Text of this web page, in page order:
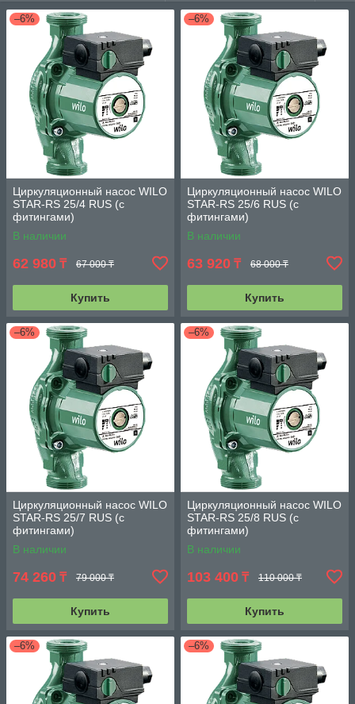
–6%
Циркуляционный насос WILO
STAR-RS 25/4 RUS (с
фитингами)
В наличии
62 980 ₸ 67 000 ₸
Купить
–6%
Циркуляционный насос WILO
STAR-RS 25/6 RUS (с
фитингами)
В наличии
63 920 ₸ 68 000 ₸
Купить
–6%
Циркуляционный насос WILO
STAR-RS 25/7 RUS (с
фитингами)
В наличии
74 260 ₸ 79 000 ₸
Купить
–6%
Циркуляционный насос WILO
STAR-RS 25/8 RUS (с
фитингами)
В наличии
103 400 ₸ 110 000 ₸
Купить
–6% –6%